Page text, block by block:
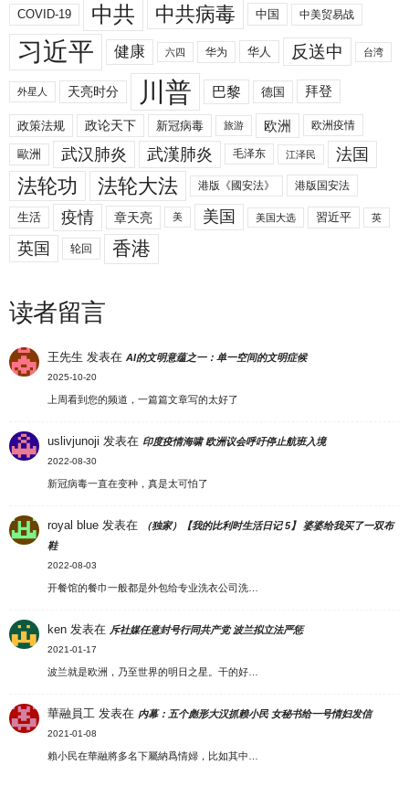
COVID-19 中共 中共病毒 中国 中美贸易战
习近平 健康 六四 华为 华人 反送中 台湾
外星人 天亮时分 川普 巴黎 德国 拜登
政策法规 政论天下 新冠病毒 旅游 欧洲 欧洲疫情
歐洲 武汉肺炎 武漢肺炎 毛泽东 江泽民 法国
法轮功 法轮大法 港版《國安法》 港版国安法
生活 疫情 章天亮 美 美国 美国大选 習近平 英
英国 轮回 香港
读者留言
王先生 发表在AI的文明意蕴之一：单一空间的文明症候
2025-10-20
上周看到您的频道，一篇篇文章写的太好了
uslivjunoji 发表在 印度疫情海啸 欧洲议会呼吁停止航班入境
2022-08-30
新冠病毒一直在变种，真是太可怕了
royal blue 发表在
（独家）【我的比利时生活日记 5】 婆婆给我买了一双布
鞋
2022-08-03
开餐馆的餐巾一般都是外包给专业洗衣公司洗…
ken 发表在 斥社媒任意封号行同共产党 波兰拟立法严惩
2021-01-17
波兰就是欧洲，乃至世界的明日之星。干的好…
華融員工 发表在 内幕：五个彪形大汉抓赖小民 女秘书给一号情妇发信
2021-01-08
賴小民在華融將多名下屬納爲情婦，比如其中…